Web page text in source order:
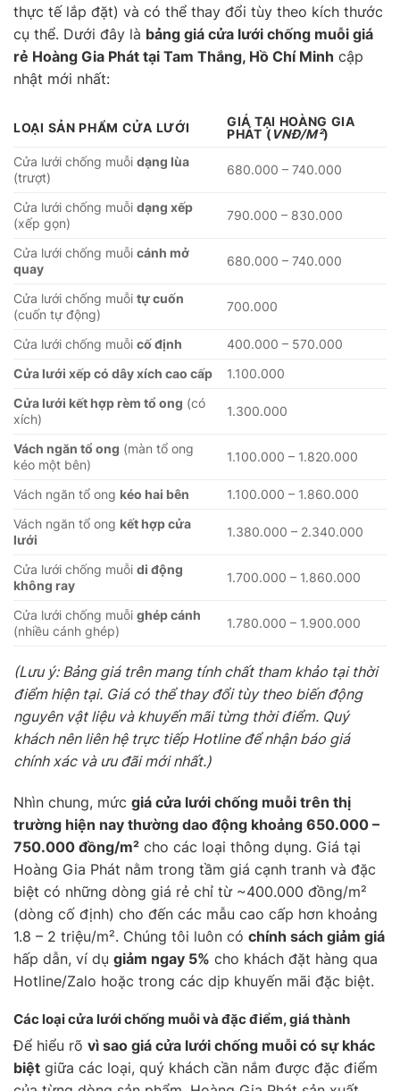
thực tế lắp đặt) và có thể thay đổi tùy theo kích thước
cụ thể. Dưới đây là bảng giá cửa lưới chống muỗi giá
rẻ Hoàng Gia Phát tại Tam Thắng, Hồ Chí Minh cập
nhật mới nhất:
LOẠI SẢN PHẨM CỬA LƯỚI
GIÁ TẠI HOÀNG GIA
PHÁT ( VNĐ/M²)
Cửa lưới chống muỗi dạng lùa
(trượt)
680.000 – 740.000
Cửa lưới chống muỗi dạng xếp
(xếp gọn)
790.000 – 830.000
Cửa lưới chống muỗi cánh mở
quay
680.000 – 740.000
Cửa lưới chống muỗi tự cuốn
(cuốn tự động)
700.000
Cửa lưới chống muỗi cố định
400.000 – 570.000
Cửa lưới xếp có dây xích cao cấp
1.100.000
Cửa lưới kết hợp rèm tổ ong (có
xích)
1.300.000
Vách ngăn tổ ong (màn tổ ong
kéo một bên)
1.100.000 – 1.820.000
Vách ngăn tổ ong kéo hai bên
1.100.000 – 1.860.000
Vách ngăn tổ ong kết hợp cửa
lưới
1.380.000 – 2.340.000
Cửa lưới chống muỗi di động
không ray
1.700.000 – 1.860.000
Cửa lưới chống muỗi ghép cánh
(nhiều cánh ghép)
1.780.000 – 1.900.000
(Lưu ý: Bảng giá trên mang tính chất tham khảo tại thời
điểm hiện tại. Giá có thể thay đổi tùy theo biến động
nguyên vật liệu và khuyến mãi từng thời điểm. Quý
khách nên liên hệ trực tiếp Hotline để nhận báo giá
chính xác và ưu đãi mới nhất.)
Nhìn chung, mức giá cửa lưới chống muỗi trên thị
trường hiện nay thường dao động khoảng 650.000 –
750.000 đồng/m² cho các loại thông dụng. Giá tại
Hoàng Gia Phát nằm trong tầm giá cạnh tranh và đặc
biệt có những dòng giá rẻ chỉ từ ~400.000 đồng/m²
(dòng cố định) cho đến các mẫu cao cấp hơn khoảng
1.8 – 2 triệu/m². Chúng tôi luôn có chính sách giảm giá
hấp dẫn, ví dụ giảm ngay 5% cho khách đặt hàng qua
Hotline/Zalo hoặc trong các dịp khuyến mãi đặc biệt.
Các loại cửa lưới chống muỗi và đặc điểm, giá thành
Để hiểu rõ vì sao giá cửa lưới chống muỗi có sự khác
biệt giữa các loại, quý khách cần nắm được đặc điểm